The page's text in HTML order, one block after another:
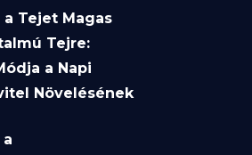
a Tejet Magas
Tejre:
a Napi
Növelésének